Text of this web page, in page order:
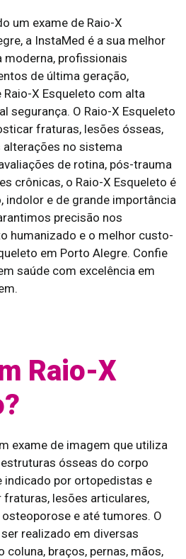
um exame de Raio-X
a InstaMed é a sua melhor
moderna, profissionais
de última geração,
X Esqueleto com alta
segurança. O Raio-X Esqueleto
fraturas, lesões ósseas,
no sistema
de rotina, pós-trauma
crônicas, o Raio-X Esqueleto é
indolor e de grande importância
precisão nos
humanizado e o melhor custo-
em Porto Alegre. Confie
saúde com excelência em
Raio-X
exame de imagem que utiliza
ósseas do corpo
indicado por ortopedistas e
lesões articulares,
e até tumores. O
realizado em diversas
braços, pernas, mãos,